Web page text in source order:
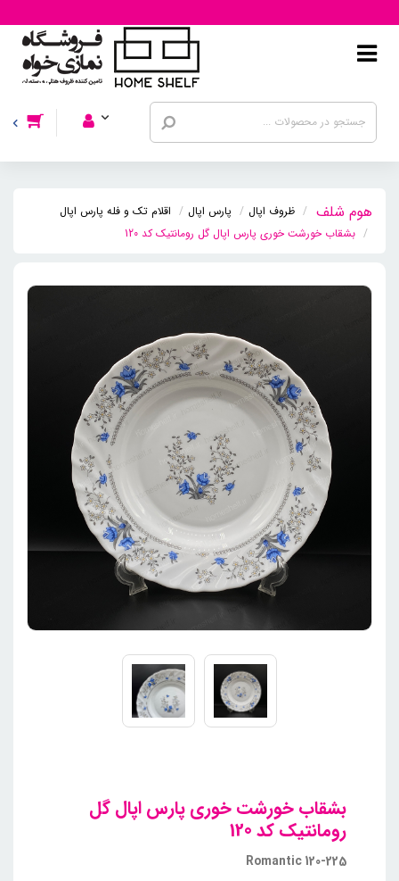
ظروف اپال پارس اپال
اقلام تک و فله پارس اپال
بشقاب خورشت خوری پارس اپال گل رومانتیک کد 120
بشقاب خورشت خوری پارس اپال گل
رومانتیک کد 120
Romantic 120-225